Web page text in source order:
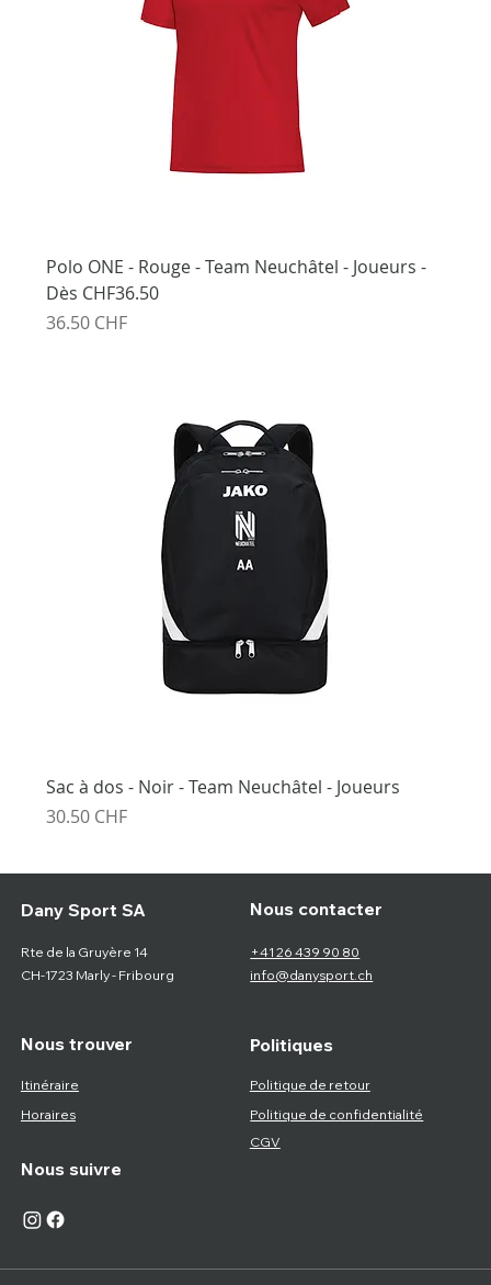
Polo ONE - Rouge - Team Neuchâtel - Joueurs -
Dès CHF36.50
Prix
36.50 CHF
Sac à dos - Noir - Team Neuchâtel - Joueurs
Prix
30.50 CHF
Nous trouver
Itinéraire
Dany Sport SA
Rte de la Gruyère 14
CH-1723 Marly - Fribourg
Nous suivre
Horaires
Politiques
Politique de retour
Nous contacter
+41 26 439 90 80
info@danysport.ch
Politique de confidentialité
CGV